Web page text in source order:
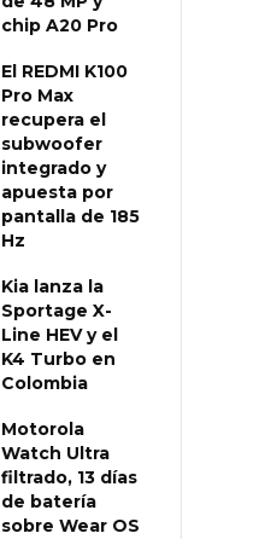
chip A20 Pro
El REDMI K100
Pro Max
recupera el
subwoofer
integrado y
apuesta por
pantalla de 185
Hz
Kia lanza la
Sportage X-
Line HEV y el
K4 Turbo en
Colombia
Motorola
Watch Ultra
filtrado, 13 días
de batería
sobre Wear OS